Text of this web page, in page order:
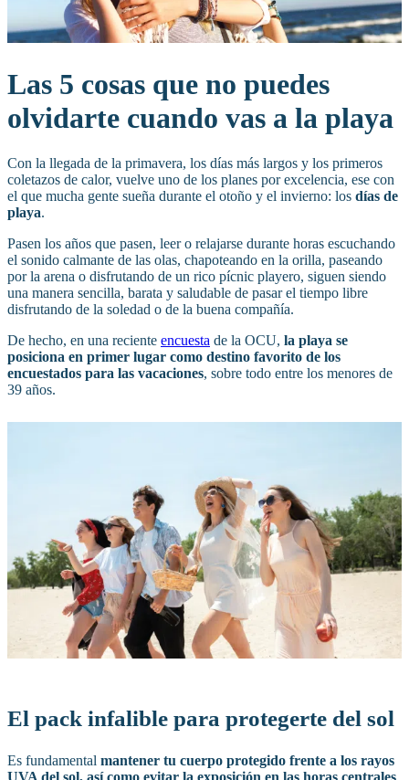
Las 5 cosas que no puedes
olvidarte cuando vas a la playa
Con la llegada de la primavera, los días más largos y los primeros
coletazos de calor, vuelve uno de los planes por excelencia, ese con
el que mucha gente sueña durante el otoño y el invierno: los días de
playa.
Pasen los años que pasen, leer o relajarse durante horas escuchando
el sonido calmante de las olas, chapoteando en la orilla, paseando
por la arena o disfrutando de un rico pícnic playero, siguen siendo
una manera sencilla, barata y saludable de pasar el tiempo libre
disfrutando de la soledad o de la buena compañía.
De hecho, en una reciente encuesta de la OCU, la playa se
posiciona en primer lugar como destino favorito de los
encuestados para las vacaciones, sobre todo entre los menores de
39 años.
El pack infalible para protegerte del sol
Es fundamental mantener tu cuerpo protegido frente a los rayos
UVA del sol, así como evitar la exposición en las horas centrales